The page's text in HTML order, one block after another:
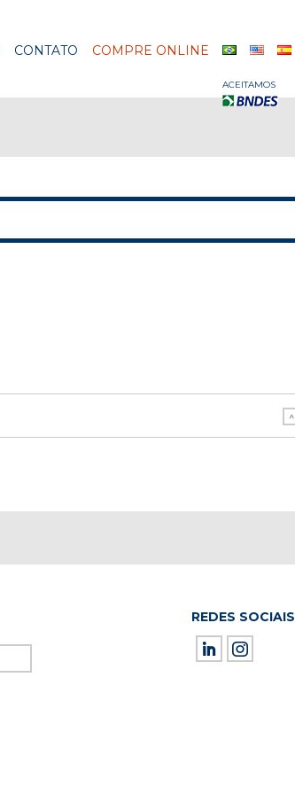
CONTATO COMPRE ONLINE
ACEITAMOS
REDES SOCIAIS